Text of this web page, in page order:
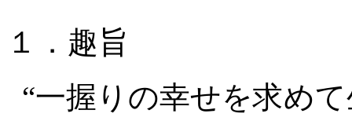
１．趣旨
“一握りの幸せを求め